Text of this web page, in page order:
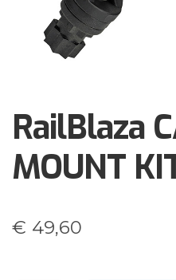
RailBlaza
MOUNT
€ 49,60